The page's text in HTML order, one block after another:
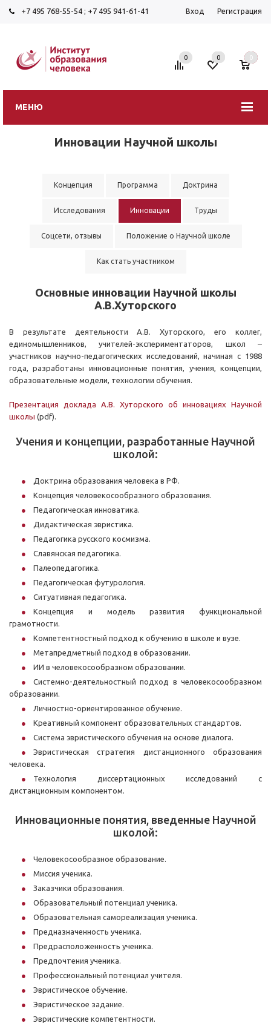
+7 495 768-55-54 ; +7 495 941-61-41 Вход Регистрация
МЕНЮ
0 0 0
Инновации Научной школы
Концепция Программа Доктрина
Исследования Инновации Труды
Соцсети, отзывы Положение о Научной школе
Как стать участником
Основные инновации Научной школы
А.В.Хуторского
В результате деятельности А.В. Хуторского, его коллег,
единомышленников, учителей-экспериментаторов, школ –
участников научно-педагогических исследований, начиная с 1988
года, разработаны инновационные понятия, учения, концепции,
образовательные модели, технологии обучения.
Презентация доклада А.В. Хуторского об инновациях Научной
школы (pdf).
Учения и концепции, разработанные Научной
школой:
Доктрина образования человека в РФ.
Концепция человекосообразного образования.
Педагогическая инноватика.
Дидактическая эвристика.
Педагогика русского космизма.
Славянская педагогика.
Палеопедагогика.
Педагогическая футурология.
Ситуативная педагогика.
Концепция и модель развития функциональной
грамотности.
Компетентностный подход к обучению в школе и вузе.
Метапредметный подход в образовании.
ИИ в человекосообразном образовании.
Системно-деятельностный подход в человекосообразном
образовании.
Личностно-ориентированное обучение.
Креативный компонент образовательных стандартов.
Система эвристического обучения на основе диалога.
Эвристическая стратегия дистанционного образования
человека.
Технология диссертационных исследований с
дистанционным компонентом.
Инновационные понятия, введенные Научной
школой:
Человекосообразное образование.
Миссия ученика.
Заказчики образования.
Образовательный потенциал ученика.
Образовательная самореализация ученика.
Предназначенность ученика.
Предрасположенность ученика.
Предпочтения ученика.
Профессиональный потенциал учителя.
Эвристическое обучение.
Эвристическое задание.
Эвристические компетентности.